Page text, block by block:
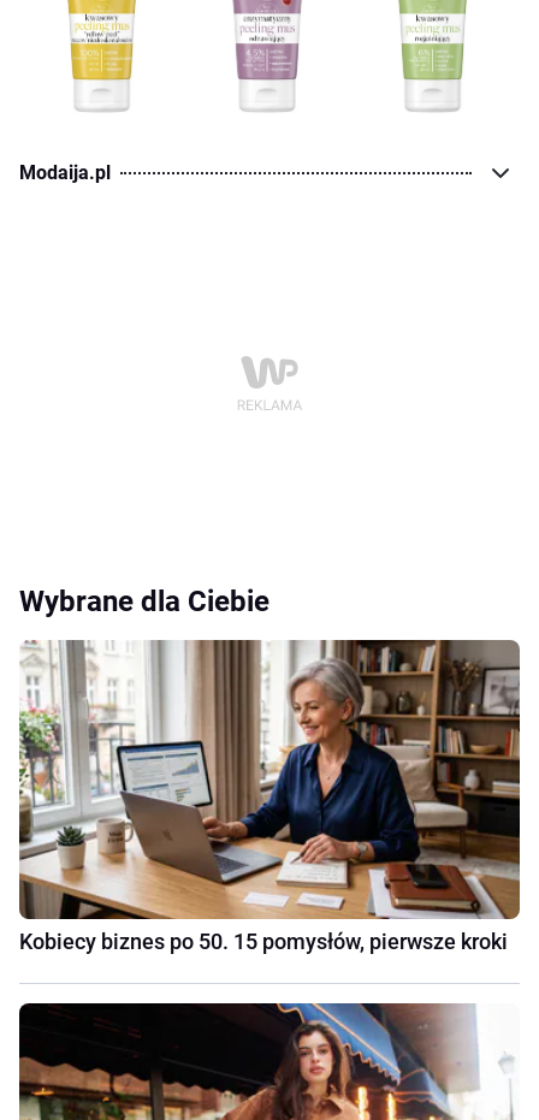
Modaija.pl
Wybrane dla Ciebie
Kobiecy biznes po 50. 15 pomysłów, pierwsze kroki